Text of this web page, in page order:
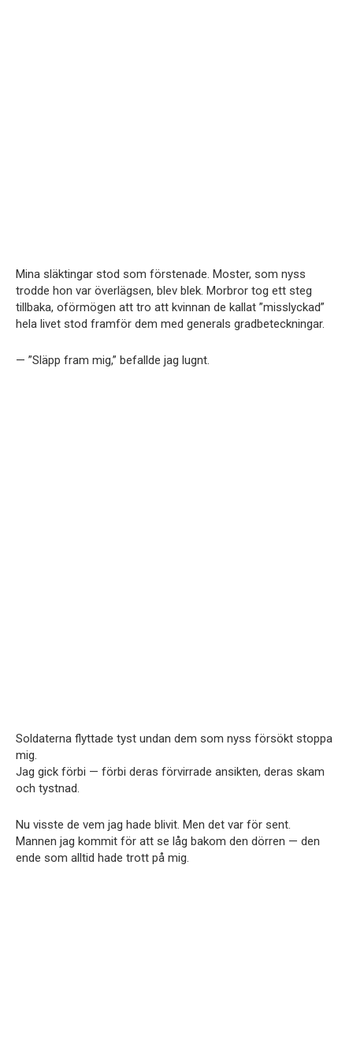
Mina släktingar stod som förstenade. Moster, som nyss
trodde hon var överlägsen, blev blek. Morbror tog ett steg
tillbaka, oförmögen att tro att kvinnan de kallat ”misslyckad”
hela livet stod framför dem med generals gradbeteckningar.
— ”Släpp fram mig,” befallde jag lugnt.
Soldaterna flyttade tyst undan dem som nyss försökt stoppa
mig.
Jag gick förbi — förbi deras förvirrade ansikten, deras skam
och tystnad.
Nu visste de vem jag hade blivit. Men det var för sent.
Mannen jag kommit för att se låg bakom den dörren — den
ende som alltid hade trott på mig.